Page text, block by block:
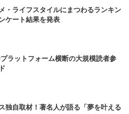
・ライフスタイルにまつわるランキン
ケート結果を発表
ラットフォーム横断の大規模読者参
独自取材！著名人が語る「夢を叶える